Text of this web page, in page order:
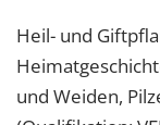
Heil- und
und Weiden,